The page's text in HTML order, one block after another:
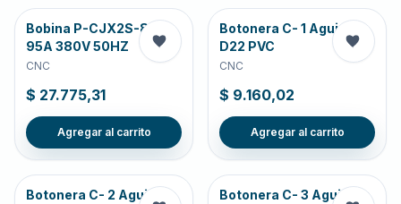
Bobina P-CJX2S-80-
95A 380V 50HZ
CNC
$ 27.775,31
Agregar al carrito
Botonera C- 1 Agujeros
D22 PVC
CNC
$ 9.160,02
Agregar al carrito
Botonera C- 2 Agujeros
Botonera C- 3 Agujeros